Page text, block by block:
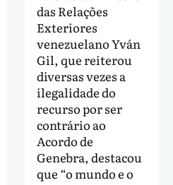
das Relações
Exteriores
venezuelano Yván
Gil, que reiterou
diversas vezes a
ilegalidade do
recurso por ser
contrário ao
Acordo de
Genebra, destacou
que “o mundo e o